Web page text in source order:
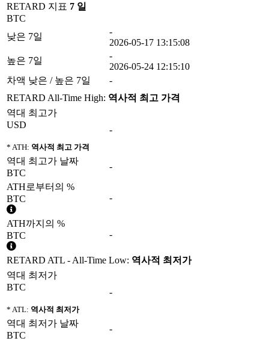
RETARD 지표 7 일
BTC
낮은 7일
-
2026-05-17 13:15:08
높은 7일
-
2026-05-24 12:15:10
차액 낮은 / 높은 7일
-
RETARD All-Time High: 역사적 최고 가격
역대 최고가
USD
* ATH: 역사적 최고 가격
-
역대 최고가 날짜
BTC
-
ATH로부터의 %
BTC
-
ATH까지의 %
BTC
-
RETARD ATL - All-Time Low: 역사적 최저가
역대 최저가
BTC
* ATL: 역사적 최저가
-
역대 최저가 날짜
BTC
-